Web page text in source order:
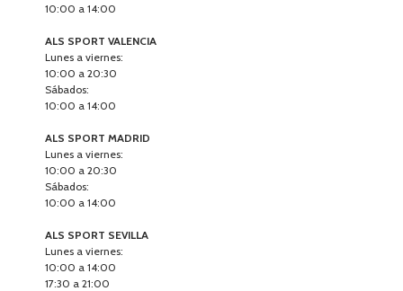
10:00 a 14:00
ALS SPORT VALENCIA
Lunes a viernes:
10:00 a 20:30
Sábados:
10:00 a 14:00
ALS SPORT MADRID
Lunes a viernes:
10:00 a 20:30
Sábados:
10:00 a 14:00
ALS SPORT SEVILLA
Lunes a viernes:
10:00 a 14:00
17:30 a 21:00